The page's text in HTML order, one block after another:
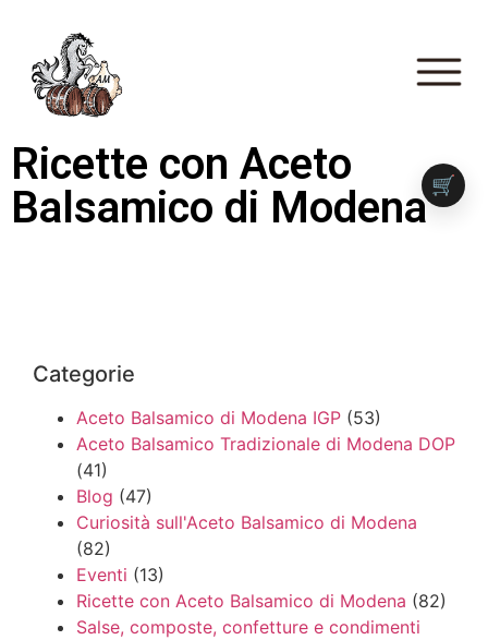
Ricette con Aceto
Balsamico di Modena
Categorie
Aceto Balsamico di Modena IGP (53)
Aceto Balsamico Tradizionale di Modena DOP
(41)
Blog (47)
Curiosità sull'Aceto Balsamico di Modena
(82)
Eventi (13)
Ricette con Aceto Balsamico di Modena (82)
Salse, composte, confetture e condimenti
🛒